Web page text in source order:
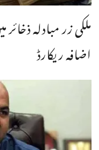
اضافہ ریکارڈ